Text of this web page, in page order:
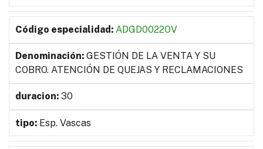
ADGD0022OV
GESTIÓN DE LA VENTA Y SU
COBRO. ATENCIÓN DE QUEJAS Y RECLAMACIONES
30
Esp. Vascas